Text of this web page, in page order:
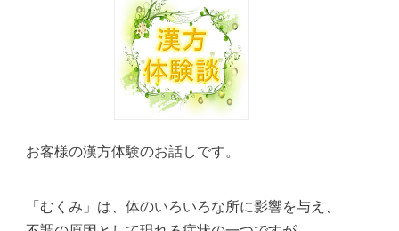
お客様の漢方体験のお話しです。
「むくみ」は、体のいろいろな所に影響を与え、